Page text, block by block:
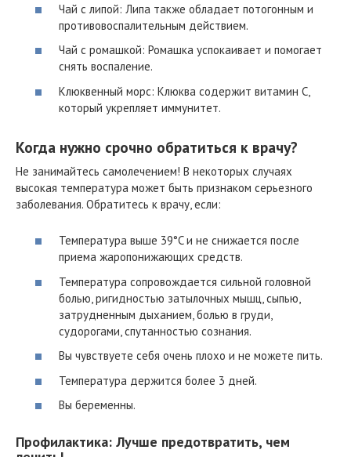
Чай с липой: Липа также обладает потогонным и
противовоспалительным действием.
Чай с ромашкой: Ромашка успокаивает и помогает
снять воспаление.
Клюквенный морс: Клюква содержит витамин С,
который укрепляет иммунитет.
Когда нужно срочно обратиться к врачу?
Не занимайтесь самолечением! В некоторых случаях
высокая температура может быть признаком серьезного
заболевания. Обратитесь к врачу, если:
Температура выше 39°C и не снижается после
приема жаропонижающих средств.
Температура сопровождается сильной головной
болью, ригидностью затылочных мышц, сыпью,
затрудненным дыханием, болью в груди,
судорогами, спутанностью сознания.
Вы чувствуете себя очень плохо и не можете пить.
Температура держится более 3 дней.
Вы беременны.
Профилактика: Лучше предотвратить, чем